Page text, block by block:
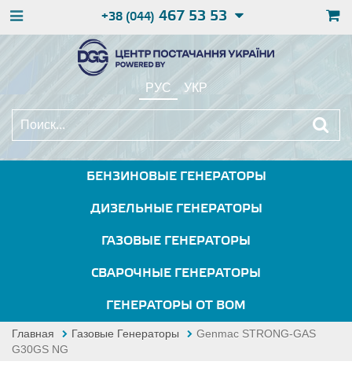
+38 (044) 467 53 53
РУС УКР
БЕНЗИНОВЫЕ ГЕНЕРАТОРЫ
ДИЗЕЛЬНЫЕ ГЕНЕРАТОРЫ
ГАЗОВЫЕ ГЕНЕРАТОРЫ
СВАРОЧНЫЕ ГЕНЕРАТОРЫ
ГЕНЕРАТОРЫ ОТ ВОМ
Главная Газовые Генераторы
Genmac STRONG-GAS
G30GS NG